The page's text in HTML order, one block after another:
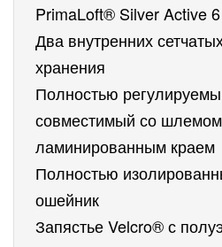
PrimaLoft® Silver Active
Два внутренних
хранения
Полностью
совместимый со
ламинированным краем
Полностью
ошейник
Запястье Velcro® с